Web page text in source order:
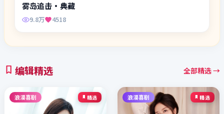
雾岛追击·典藏
9.8万 4518
编辑精选 全部精选 →
浪漫喜剧 精选 浪漫喜剧 精选